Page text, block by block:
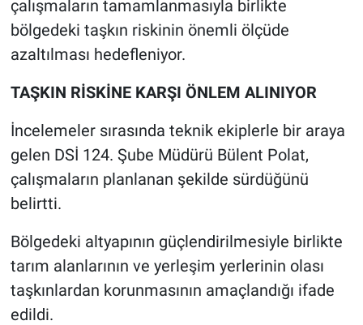
çalışmaların tamamlanmasıyla birlikte
bölgedeki taşkın riskinin önemli ölçüde
azaltılması hedefleniyor.
TAŞKIN RİSKİNE KARŞI ÖNLEM ALINIYOR
İncelemeler sırasında teknik ekiplerle bir araya
gelen DSİ 124. Şube Müdürü Bülent Polat,
çalışmaların planlanan şekilde sürdüğünü
belirtti.
Bölgedeki altyapının güçlendirilmesiyle birlikte
tarım alanlarının ve yerleşim yerlerinin olası
taşkınlardan korunmasının amaçlandığı ifade
edildi.